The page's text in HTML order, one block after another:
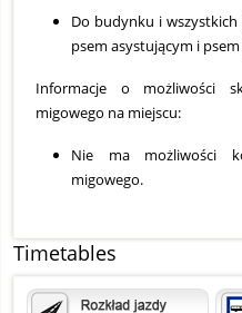
Do budynku i
psem asystującym i
Informacje o możliwości
migowego na miejscu:
Nie ma możliwości
migowego.
Timetables